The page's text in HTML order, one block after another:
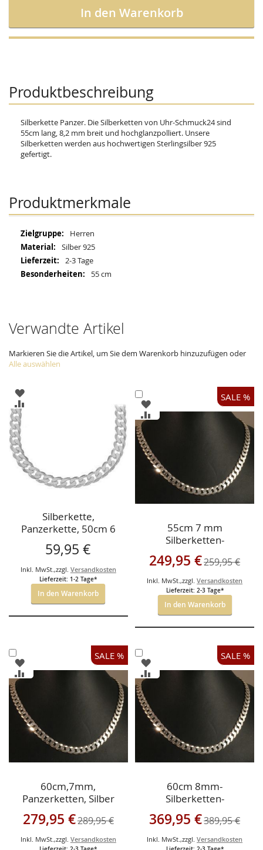
In den Warenkorb
Produktbeschreibung
Silberkette Panzer. Die Silberketten von Uhr-Schmuck24 sind
55cm lang, 8,2 mm breit und hochglanzpolliert. Unsere
Silberketten werden aus hochwertigen Sterlingsilber 925
gefertigt.
Produktmerkmale
Mehr
Informationen
Herren
Silber 925
2-3 Tage
55 cm
Verwandte Artikel
Markieren Sie die Artikel, um Sie dem Warenkorb hinzuzufügen oder
Alle auswählen
ZUR
WUNSCHLISTE
ZUR
Silberkette,
Panzerkette, 50cm 6
mm
59,95 €
Inkl. MwSt.,zzgl. Versandkosten
Lieferzeit: 1-2 Tage*
In den Warenkorb
SALE %
den
Warenkorb
ZUR
WUNSCHLISTE
ZUR
55cm 7 mm
Silberketten-
Panzerketten
Sonderangebot
249,95 €259,95 €
Inkl. MwSt.,zzgl.Versandkosten
Lieferzeit: 2-3 Tage*
In den Warenkorb
SALE %
den
Warenkorb
ZUR
WUNSCHLISTE
ZUR
60cm,7mm,
Panzerketten, Silber
Sonderangebot
279,95 €289,95 €
Inkl. MwSt. ,zzgl. Versandkosten
SALE %
den
Warenkorb
ZUR
WUNSCHLISTE
ZUR
60cm 8mm-
Silberketten-
Panzerketten
Sonderangebot
369,95 €389,95 €
Inkl. MwSt.,zzgl.Versandkosten